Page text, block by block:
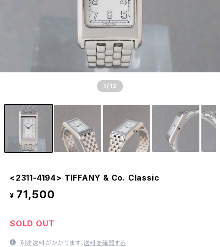
1 /12
<2311-4194> TIFFANY & Co. Classic
¥ 71,500
SOLD OUT
別途送料がかかります。送料を確認する